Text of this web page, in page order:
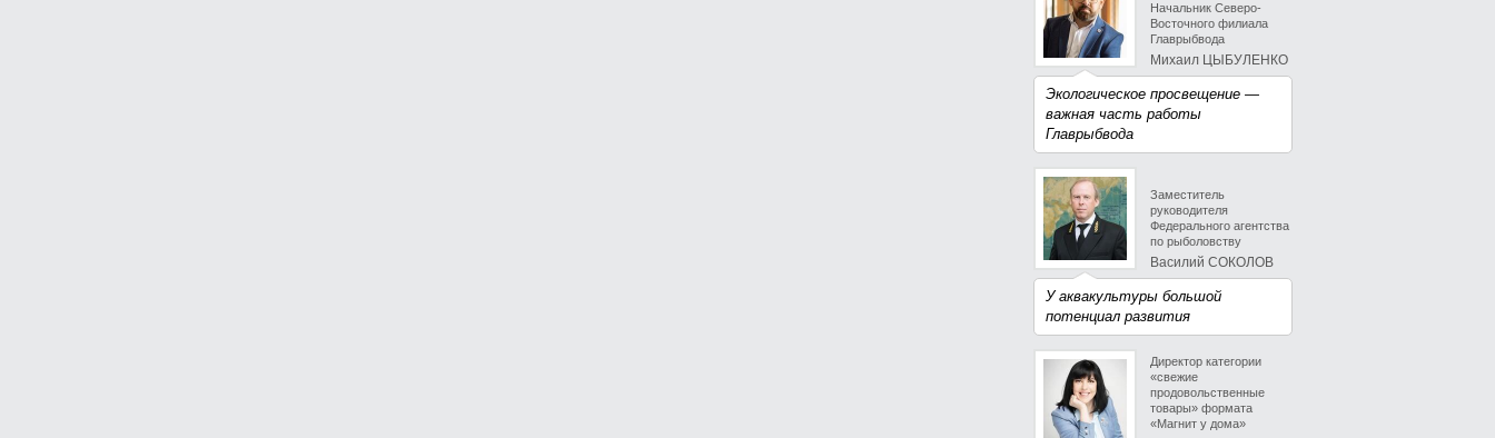
Начальник Северо-
Восточного филиала
Главрыбвода
Михаил ЦЫБУЛЕНКО
Экологическое просвещение —
важная часть работы
Главрыбвода
Заместитель
руководителя
Федерального агентства
по рыболовству
Василий СОКОЛОВ
У аквакультуры большой
потенциал развития
Директор категории
«свежие
продовольственные
товары» формата
«Магнит у дома»